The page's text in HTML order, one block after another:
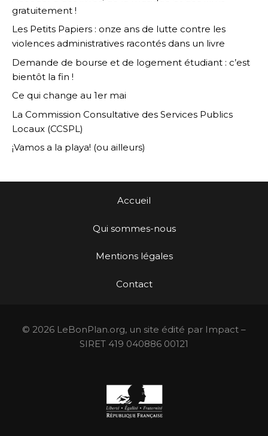
gratuitement !
Les Petits Papiers : onze ans de lutte contre les
violences administratives racontés dans un livre
Demande de bourse et de logement étudiant : c’est
bientôt la fin !
Ce qui change au 1er mai
La Commission Consultative des Services Publics
Locaux (CCSPL)
¡Vamos a la playa! (ou ailleurs)
Accueil
Qui sommes-nous
Mentions légales
Contact
© 2026 LeBonPlan.org, un site édité par Impact –
SIRET 419 040886 00121